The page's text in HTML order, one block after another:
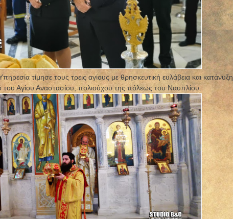
τίμησε τους τρεις αγίους με θρησκευτική ευλάβεια και κατάνυξη
του Αγίου Αναστασίου, πολιούχου της πόλεως του Ναυπλίου.